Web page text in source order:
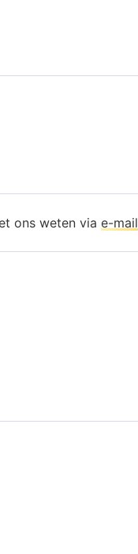
ons weten via e-mail